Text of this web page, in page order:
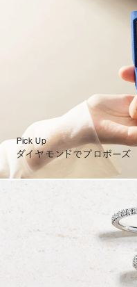
Pick Up
ダイヤモンドでプロポーズ